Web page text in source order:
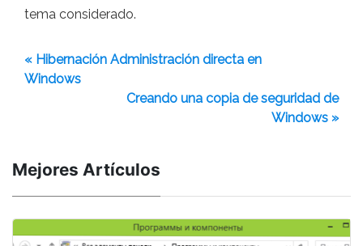
tema considerado.
« Hibernación Administración directa en
Windows
Creando una copia de seguridad de
Windows »
Mejores Artículos